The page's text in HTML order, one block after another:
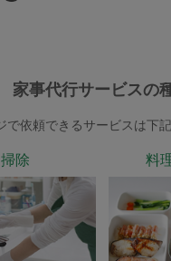
家事代行サービスの
で依頼できるサービスは下記
掃除 料